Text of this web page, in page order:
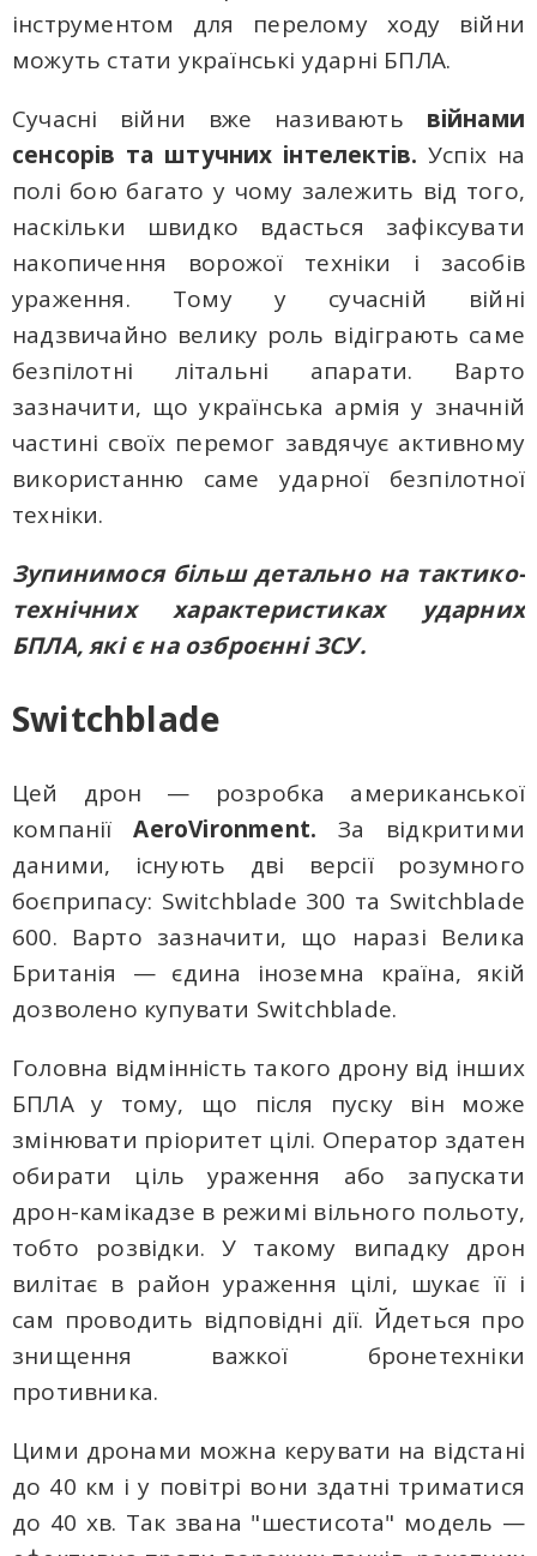
інструментом для перелому ходу війни
можуть стати українські ударні БПЛА.
Сучасні війни вже називають війнами
сенсорів та штучних інтелектів. Успіх на
полі бою багато у чому залежить від того,
наскільки швидко вдасться зафіксувати
накопичення ворожої техніки і засобів
ураження. Тому у сучасній війні
надзвичайно велику роль відіграють саме
безпілотні літальні апарати. Варто
зазначити, що українська армія у значній
частині своїх перемог завдячує активному
використанню саме ударної безпілотної
техніки.
Зупинимося більш детально на тактико-
технічних характеристиках ударних
БПЛА, які є на озброєнні ЗСУ.
Switchblade
Цей дрон — розробка американської
компанії AeroVironment. За відкритими
даними, існують дві версії розумного
боєприпасу: Switchblade 300 та Switchblade
600. Варто зазначити, що наразі Велика
Британія — єдина іноземна країна, якій
дозволено купувати Switchblade.
Головна відмінність такого дрону від інших
БПЛА у тому, що після пуску він може
змінювати пріоритет цілі. Оператор здатен
обирати ціль ураження або запускати
дрон-камікадзе в режимі вільного польоту,
тобто розвідки. У такому випадку дрон
вилітає в район ураження цілі, шукає її і
сам проводить відповідні дії. Йдеться про
знищення важкої бронетехніки
противника.
Цими дронами можна керувати на відстані
до 40 км і у повітрі вони здатні триматися
до 40 хв. Так звана "шестисота" модель —